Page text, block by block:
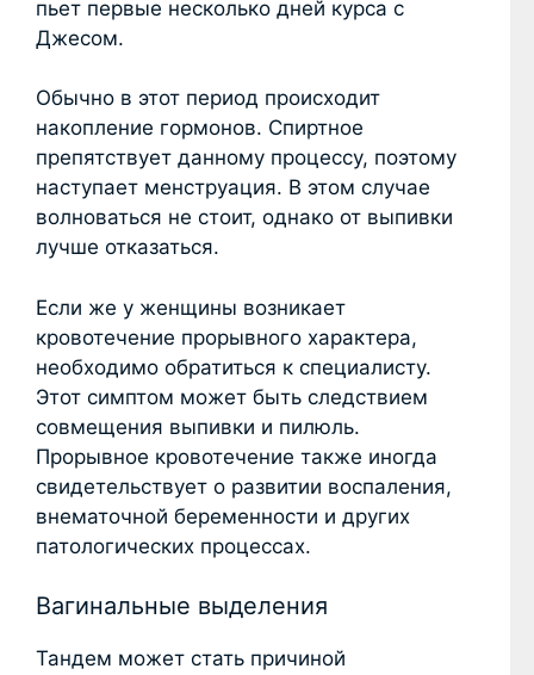
пьет первые несколько дней курса с
Джесом.
Обычно в этот период происходит
накопление гормонов. Спиртное
препятствует данному процессу, поэтому
наступает менструация. В этом случае
волноваться не стоит, однако от выпивки
лучше отказаться.
Если же у женщины возникает
кровотечение прорывного характера,
необходимо обратиться к специалисту.
Этот симптом может быть следствием
совмещения выпивки и пилюль.
Прорывное кровотечение также иногда
свидетельствует о развитии воспаления,
внематочной беременности и других
патологических процессах.
Вагинальные выделения
Тандем может стать причиной